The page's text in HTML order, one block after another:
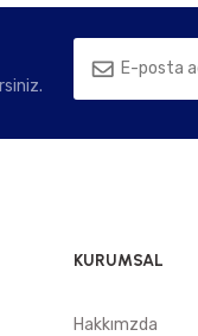
KURUMSAL
Hakkımzda